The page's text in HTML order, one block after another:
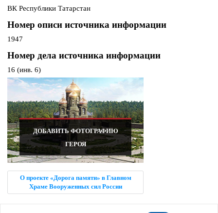
ВК Республики Татарстан
Номер описи источника информации
1947
Номер дела источника информации
16 (инв. 6)
ДОБАВИТЬ ФОТОГРАФИЮ
ГЕРОЯ
О проекте «Дорога памяти» в Главном
Храме Вооруженных сил России